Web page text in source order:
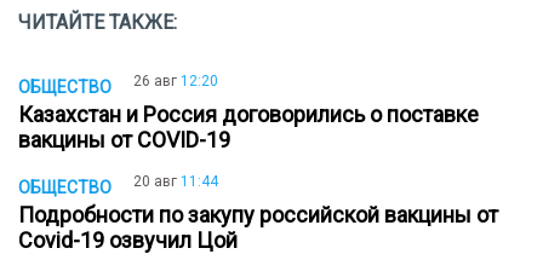
ЧИТАЙТЕ ТАКЖЕ:
ОБЩЕСТВО 26 авг 12:20
Казахстан и Россия договорились о поставке
вакцины от COVID-19
ОБЩЕСТВО 20 авг 11:44
Подробности по закупу российской вакцины от
Covid-19 озвучил Цой